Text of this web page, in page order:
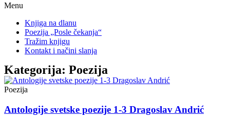
Menu
Knjiga na dlanu
Poezija „Posle čekanja“
Tražim knjigu
Kontakt i načini slanja
Kategorija: Poezija
Poezija
Antologije svetske poezije 1-3 Dragoslav Andrić